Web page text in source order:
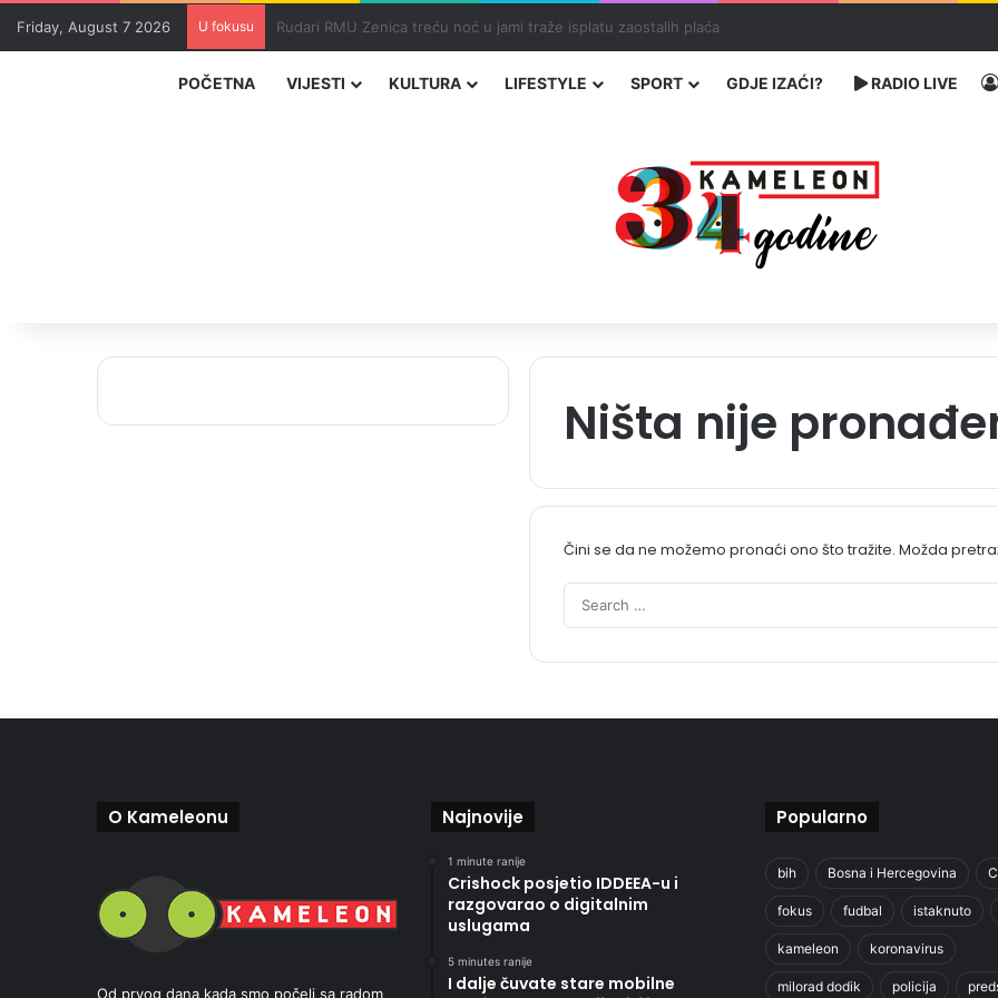
Friday, August 7 2026 U fokusu Teška nesreća kod Tomislavgrada: Četiri osobe teško povrijeđene
POČETNA VIJESTI KULTURA LIFESTYLE SPORT GDJE IZAĆI? RADIO LIVE
Ništa nije
Čini se da ne možemo pronaći ono što tražite. Možda
O Kameleonu
Od prvog dana kada smo počeli sa radom
Najnovije
1 minute ranije
Crishock posjetio IDDEEA-u i
razgovarao o digitalnim
uslugama
5 minutes ranije
I dalje čuvate stare mobilne
Popularno
bih Bosna i Hercegovina
fokus fudbal istaknuto
kameleon koronavirus
milorad dodik policija